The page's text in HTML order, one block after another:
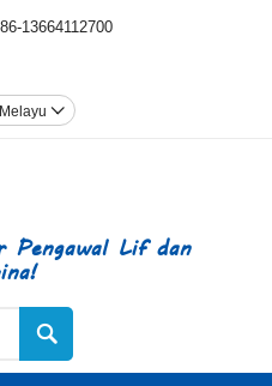
13664112700
Melayu 
Pengawal Lif dan
